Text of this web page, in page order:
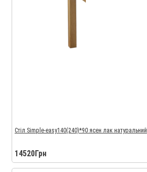
Стіл Simple-easy140(240)*90 ясен лак натуральний
14520Грн